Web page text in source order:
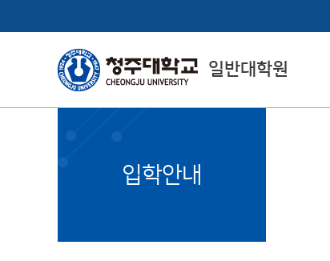
일반대학원
CheongJu
입학안내